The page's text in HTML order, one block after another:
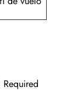
Required